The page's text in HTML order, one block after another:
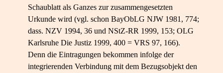
Schaublatt als Ganzes zur zusammengesetzten
Urkunde wird (vgl. schon BayObLG NJW 1981, 774;
dass. NZV 1994, 36 und NStZ-RR 1999, 153; OLG
Karlsruhe Die Justiz 1999, 400 = VRS 97, 166).
Denn die Eintragungen bekommen infolge der
integrierenden Verbindung mit dem Bezugsobjekt den